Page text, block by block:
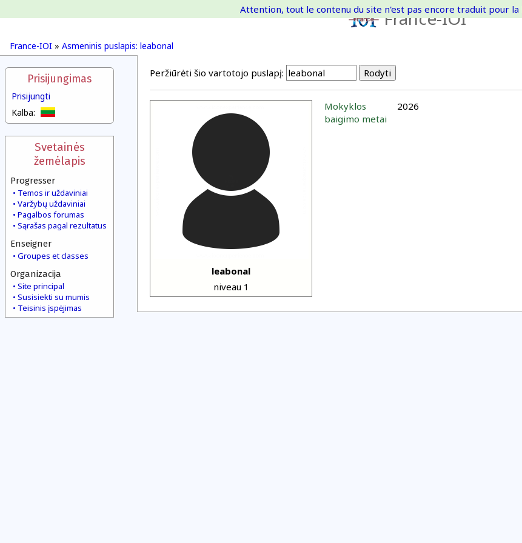
France-IOI
France-IOI » Asmeninis puslapis: leabonal
Attention, tout le contenu du site n'est pas encore traduit pour la
Prisijungimas
Prisijungti
Kalba:
Svetainės
žemėlapis
Progresser
Temos ir uždaviniai
Varžybų uždaviniai
Pagalbos forumas
Sąrašas pagal rezultatus
Enseigner
Groupes et classes
Organizacija
Site principal
Susisiekti su mumis
Teisinis įspėjimas
Peržiūrėti šio vartotojo puslapį:
leabonal
niveau 1
Mokyklos
baigimo metai
2026